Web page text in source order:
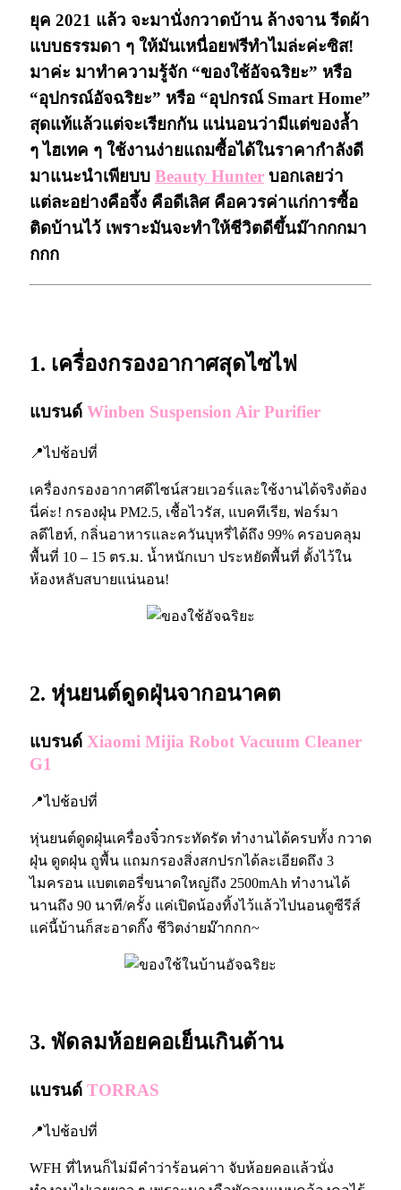
ยุค 2021 แล้ว จะมานั่งกวาดบ้าน ล้างจาน รีดผ้า
แบบธรรมดา ๆ ให้มันเหนื่อยฟรีทำไมล่ะค่ะซิส!
มาค่ะ มาทำความรู้จัก “ของใช้อัจฉริยะ” หรือ
“อุปกรณ์อัจฉริยะ” หรือ “อุปกรณ์ Smart Home”
สุดแท้แล้วแต่จะเรียกกัน แน่นอนว่ามีแต่ของล้ำ
ๆ ไฮเทค ๆ ใช้งานง่ายแถมซื้อได้ในราคากำลังดี
มาแนะนำเพียบบ Beauty Hunter บอกเลยว่า
แต่ละอย่างคือจึ้ง คือดีเลิศ คือควรค่าแก่การซื้อ
ติดบ้านไว้ เพราะมันจะทำให้ชีวิตดีขึ้นม๊ากกกมา
กกก
1. เครื่องกรองอากาศสุดไซไฟ
แบรนด์ Winben Suspension Air Purifier
📍ไปช้อปที่
เครื่องกรองอากาศดีไซน์สวยเวอร์และใช้งานได้จริงต้อง
นี่ค่ะ! กรองฝุ่น PM2.5, เชื้อไวรัส, แบคทีเรีย, ฟอร์มา
ลดีไฮท์, กลิ่นอาหารและควันบุหรี่ได้ถึง 99% ครอบคลุม
พื้นที่ 10 – 15 ตร.ม. น้ำหนักเบา ประหยัดพื้นที่ ตั้งไว้ใน
ห้องหลับสบายแน่นอน!
2. หุ่นยนต์ดูดฝุ่นจากอนาคต
แบรนด์ Xiaomi Mijia Robot Vacuum Cleaner
G1
📍ไปช้อปที่
หุ่นยนต์ดูดฝุ่นเครื่องจิ๋วกระทัดรัด ทำงานได้ครบทั้ง กวาด
ฝุ่น ดูดฝุ่น ถูพื้น แถมกรองสิ่งสกปรกได้ละเอียดถึง 3
ไมครอน แบตเตอรี่ขนาดใหญ่ถึง 2500mAh ทำงานได้
นานถึง 90 นาที/ครั้ง แค่เปิดน้องทิ้งไว้แล้วไปนอนดูซีรีส์
แค่นี้บ้านก็สะอาดกิ๊ง ชีวิตง่ายม๊ากกก~
3. พัดลมห้อยคอเย็นเกินต้าน
แบรนด์ TORRAS
📍ไปช้อปที่
WFH ที่ไหนก็ไม่มีคำว่าร้อนค่าา จับห้อยคอแล้วนั่ง